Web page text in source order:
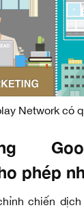
Network có
phép
chiến dịch